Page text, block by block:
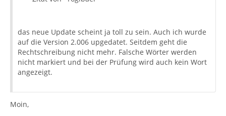
das neue Update scheint ja toll zu sein. Auch ich wurde
auf die Version 2.006 upgedatet. Seitdem geht die
Rechtschreibung nicht mehr. Falsche Wörter werden
nicht markiert und bei der Prüfung wird auch kein Wort
angezeigt.
Moin,